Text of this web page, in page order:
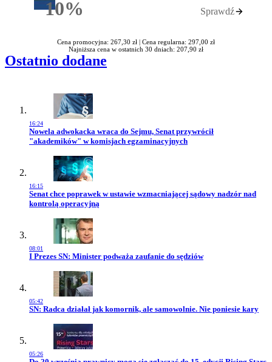
10%Rabatu Sprawdź
Cena promocyjna: 267,30 zł | Cena regularna: 297,00 zł
Najniższa cena w ostatnich 30 dniach: 207,90 zł
Ostatnio dodane
16:24
Przejdź do artykułu:
Nowela adwokacka wraca do Sejmu, Senat przywrócił
"akademików" w komisjach egzaminacyjnych
16:15
Przejdź do artykułu:
Senat chce poprawek w ustawie wzmacniającej sądowy nadzór nad
kontrolą operacyjną
08:01
Przejdź do artykułu:
I Prezes SN: Minister podważa zaufanie do sędziów
05:42
Przejdź do artykułu:
SN: Radca działał jak komornik, ale samowolnie. Nie poniesie kary
05:26